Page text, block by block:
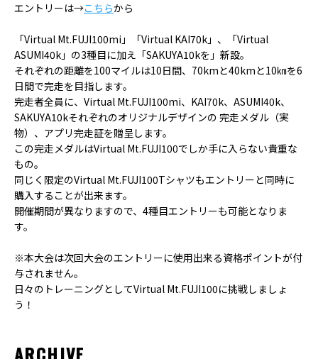
エントリーは→こちらから
「Virtual Mt.FUJI100mi」「Virtual KAI70k」、「Virtual
ASUMI40k」の3種目に加え「SAKUYA10kを」新設。
それぞれの距離を100マイルは10日間、70kmと40kmと10㎞を6
日間で完走を目指します。
完走者全員に、Virtual Mt.FUJI100mi、KAI70k、ASUMI40k、
SAKUYA10kそれぞれのオリジナルデザインの 完走メダル（実
物）、アプリ完走証を贈呈します。
この完走メダルはVirtual Mt.FUJI100でしか手に入らない貴重な
もの。
同じく限定のVirtual Mt.FUJI100Tシャツもエントリーと同時に
購入することが出来ます。
開催期間が異なりますので、4種目エントリーも可能となりま
す。
※本大会は次回大会のエントリーに使用出来る資格ポイントが付
与されません。
日々のトレーニングとしてVirtual Mt.FUJI100に挑戦しましょ
う！